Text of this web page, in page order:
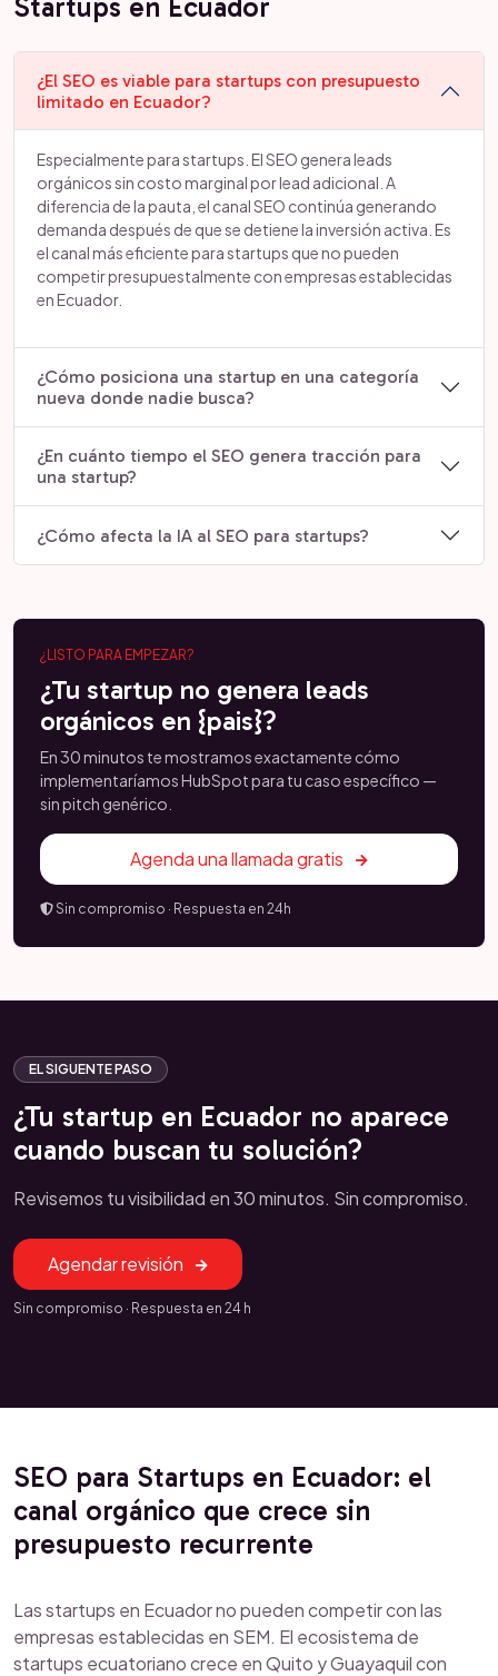
Startups en Ecuador
¿El SEO es viable para startups con presupuesto
limitado en Ecuador?
Especialmente para startups. El SEO genera leads
orgánicos sin costo marginal por lead adicional. A
diferencia de la pauta, el canal SEO continúa generando
demanda después de que se detiene la inversión activa. Es
el canal más eficiente para startups que no pueden
competir presupuestalmente con empresas establecidas
en Ecuador.
¿Cómo posiciona una startup en una categoría
nueva donde nadie busca?
¿En cuánto tiempo el SEO genera tracción para
una startup?
¿Cómo afecta la IA al SEO para startups?
¿LISTO PARA EMPEZAR?
¿Tu startup no genera leads
orgánicos en {pais}?
En 30 minutos te mostramos exactamente cómo
implementaríamos HubSpot para tu caso específico —
sin pitch genérico.
Agenda una llamada gratis
Sin compromiso · Respuesta en 24h
EL SIGUENTE PASO
¿Tu startup en Ecuador no aparece
cuando buscan tu solución?
Revisemos tu visibilidad en 30 minutos. Sin compromiso.
Agendar revisión
Sin compromiso · Respuesta en 24 h
SEO para Startups en Ecuador: el
canal orgánico que crece sin
presupuesto recurrente
Las startups en Ecuador no pueden competir con las
empresas establecidas en SEM. El ecosistema de
startups ecuatoriano crece en Quito y Guayaquil con